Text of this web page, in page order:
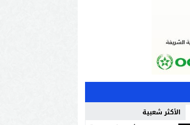
الأكثر شعبية